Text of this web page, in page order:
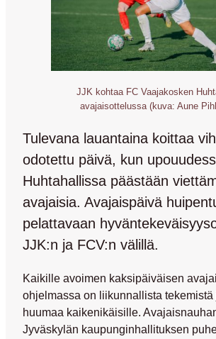
JJK kohtaa FC Vaajakosken
avajaisottelussa (kuva: Aune
Tulevana lauantaina koittaa
odotettu päivä, kun
Huhtahallissa päästään
avajaisia. Avajaispäivä
pelattavaan
JJK:n ja FCV:n välillä.
Kaikille avoimen kaksipäiväisen
ohjelmassa on liikunnallista tekemistä
huumaa kaikenikäisille.
Jyväskylän kaupunginhallituksen